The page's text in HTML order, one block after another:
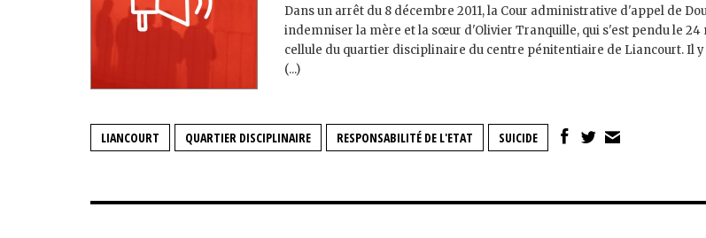
Dans un arrêt du 8 décembre 2011, la Cour administrative d'appel de
indemniser la mère et la sœur d'Olivier Tranquille, qui s'est pendu le 24
cellule du quartier disciplinaire du centre pénitentiaire de Liancourt. Il y
(...)
LIANCOURT QUARTIER DISCIPLINAIRE RESPONSABILITÉ DE L'ETAT SUICIDE